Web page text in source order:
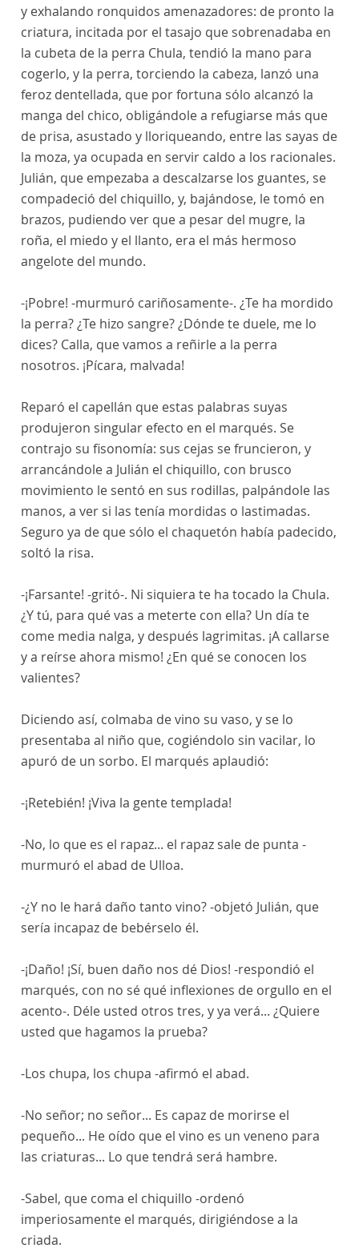
y exhalando ronquidos amenazadores: de pronto la
criatura, incitada por el tasajo que sobrenadaba en
la cubeta de la perra Chula, tendió la mano para
cogerlo, y la perra, torciendo la cabeza, lanzó una
feroz dentellada, que por fortuna sólo alcanzó la
manga del chico, obligándole a refugiarse más que
de prisa, asustado y lloriqueando, entre las sayas de
la moza, ya ocupada en servir caldo a los racionales.
Julián, que empezaba a descalzarse los guantes, se
compadeció del chiquillo, y, bajándose, le tomó en
brazos, pudiendo ver que a pesar del mugre, la
roña, el miedo y el llanto, era el más hermoso
angelote del mundo.
-¡Pobre! -murmuró cariñosamente-. ¿Te ha mordido
la perra? ¿Te hizo sangre? ¿Dónde te duele, me lo
dices? Calla, que vamos a reñirle a la perra
nosotros. ¡Pícara, malvada!
Reparó el capellán que estas palabras suyas
produjeron singular efecto en el marqués. Se
contrajo su fisonomía: sus cejas se fruncieron, y
arrancándole a Julián el chiquillo, con brusco
movimiento le sentó en sus rodillas, palpándole las
manos, a ver si las tenía mordidas o lastimadas.
Seguro ya de que sólo el chaquetón había padecido,
soltó la risa.
-¡Farsante! -gritó-. Ni siquiera te ha tocado la Chula.
¿Y tú, para qué vas a meterte con ella? Un día te
come media nalga, y después lagrimitas. ¡A callarse
y a reírse ahora mismo! ¿En qué se conocen los
valientes?
Diciendo así, colmaba de vino su vaso, y se lo
presentaba al niño que, cogiéndolo sin vacilar, lo
apuró de un sorbo. El marqués aplaudió:
-¡Retebién! ¡Viva la gente templada!
-No, lo que es el rapaz... el rapaz sale de punta -
murmuró el abad de Ulloa.
-¿Y no le hará daño tanto vino? -objetó Julián, que
sería incapaz de bebérselo él.
-¡Daño! ¡Sí, buen daño nos dé Dios! -respondió el
marqués, con no sé qué inflexiones de orgullo en el
acento-. Déle usted otros tres, y ya verá... ¿Quiere
usted que hagamos la prueba?
-Los chupa, los chupa -afirmó el abad.
-No señor; no señor... Es capaz de morirse el
pequeño... He oído que el vino es un veneno para
las criaturas... Lo que tendrá será hambre.
-Sabel, que coma el chiquillo -ordenó
imperiosamente el marqués, dirigiéndose a la
criada.